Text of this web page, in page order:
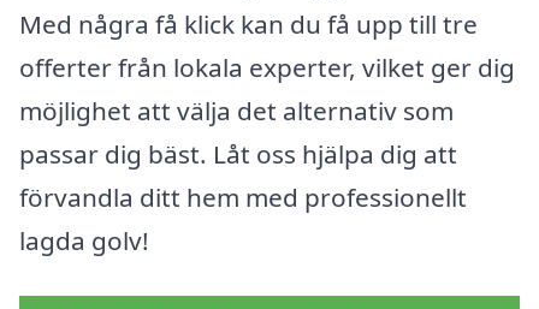
Med några få klick kan du få upp till tre
offerter från lokala experter, vilket ger dig
möjlighet att välja det alternativ som
passar dig bäst. Låt oss hjälpa dig att
förvandla ditt hem med professionellt
lagda golv!